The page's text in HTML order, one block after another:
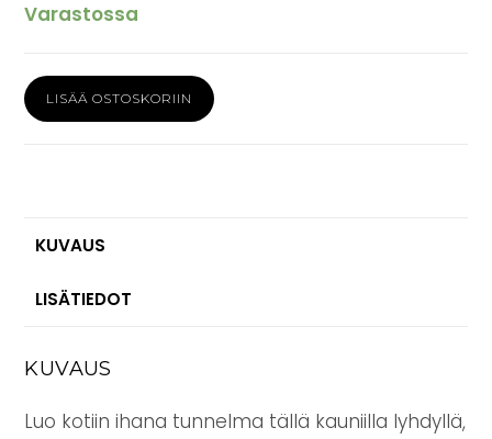
Varastossa
Lyhty
kuviolla
messinki
cm
LISÄÄ OSTOSKORIIN
KUVAUS
LISÄTIEDOT
KUVAUS
Luo kotiin ihana tunnelma tällä kauniilla lyhdyllä,